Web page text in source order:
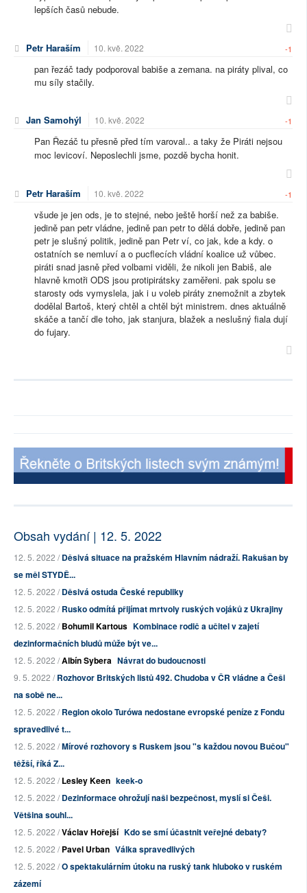
lepších časů nebude.
Petr Haraším 10. kvě. 2022 -1
pan řezáč tady podporoval babiše a zemana. na piráty plival, co
mu síly stačily.
Jan Samohýl 10. kvě. 2022 -1
Pan Řezáč tu přesně před tím varoval.. a taky že Piráti nejsou
moc levicoví. Neposlechli jsme, pozdě bycha honit.
Petr Haraším 10. kvě. 2022 -1
všude je jen ods, je to stejné, nebo ještě horší než za babiše.
jedině pan petr vládne, jedině pan petr to dělá dobře, jedině pan
petr je slušný politik, jedině pan Petr ví, co jak, kde a kdy. o
ostatních se nemluví a o pucflecích vládní koalice už vůbec.
piráti snad jasně před volbami viděli, že nikoli jen Babiš, ale
hlavně kmotři ODS jsou protipirátsky zaměřeni. pak spolu se
starosty ods vymyslela, jak i u voleb piráty znemožnit a zbytek
dodělal Bartoš, který chtěl a chtěl být ministrem. dnes aktuálně
skáče a tančí dle toho, jak stanjura, blažek a neslušný fiala dují
do fujary.
Obsah vydání | 12. 5. 2022
12. 5. 2022 /Děsivá situace na pražském Hlavním nádraží. Rakušan by
se měl STYDĚ...
12. 5. 2022 /Děsivá ostuda České republiky
12. 5. 2022 /Rusko odmítá přijímat mrtvoly ruských vojáků z Ukrajiny
12. 5. 2022 /Bohumil Kartous Kombinace rodič a učitel v zajetí
dezinformačních bludů může být ve...
12. 5. 2022 /Albín Sybera Návrat do budoucnosti
9. 5. 2022 /Rozhovor Britských listů 492. Chudoba v ČR vládne a Češi
na sobě ne...
12. 5. 2022 /Region okolo Turówa nedostane evropské peníze z Fondu
spravedlivé t...
12. 5. 2022 /Mírové rozhovory s Ruskem jsou "s každou novou Bučou"
těžší, říká Z...
12. 5. 2022 /Lesley Keen keek-o
12. 5. 2022 /Dezinformace ohrožují naši bezpečnost, myslí si Češi.
Většina souhl...
12. 5. 2022 /Václav Hořejší Kdo se smí účastnit veřejné debaty?
12. 5. 2022 /Pavel Urban Válka spravedlivých
12. 5. 2022 /O spektakulárním útoku na ruský tank hluboko v ruském
zázemí